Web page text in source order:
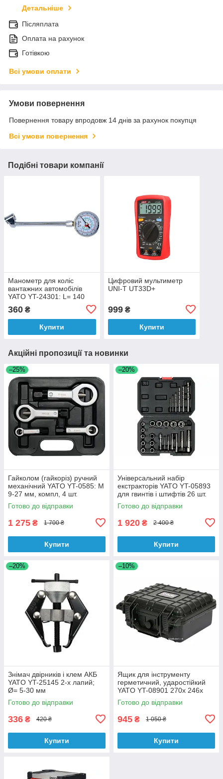
Детальніше
Післяплата
Оплата на рахунок
Готівкою
Всі умови оплати
Умови повернення
Повернення товару впродовж 14 днів за рахунок покупця
Всі умови повернення
Подібні товари компанії
Манометр для коліс
вантажних автомобілів
YATO YT-24301: L= 140
мм, P = 0-15 Bar (220 PSI)
360 ₴
Купити
Цифровий мультиметр
UNI-T UT33D+
999₴
Купити
Акційні пропозиції та новинки
–25%
Гайколом (гайкоріз) ручний
механічний YATO YT-0585: М
9-27 мм, компл, 4 шт.
Готово до відправки
1 275 ₴ 1 700 ₴
Купити
–20%
Універсальний набір
екстракторів YATO YT-05893
для гвинтів і штифтів 26 шт.
Готово до відправки
1 920 ₴ 2 400 ₴
Купити
–20%
Знімач двірників і клем АКБ
YATO YT-25145 2-х лапий;
Ø= 5-30 мм
Готово до відправки
336 ₴ 420 ₴
Купити
–10%
Ящик для інструменту
герметичний, ударостійкий
YATO YT-08901 270х 246х
124 мм з поліпропілену
Готово до відправки
945 ₴ 1 050 ₴
Купити